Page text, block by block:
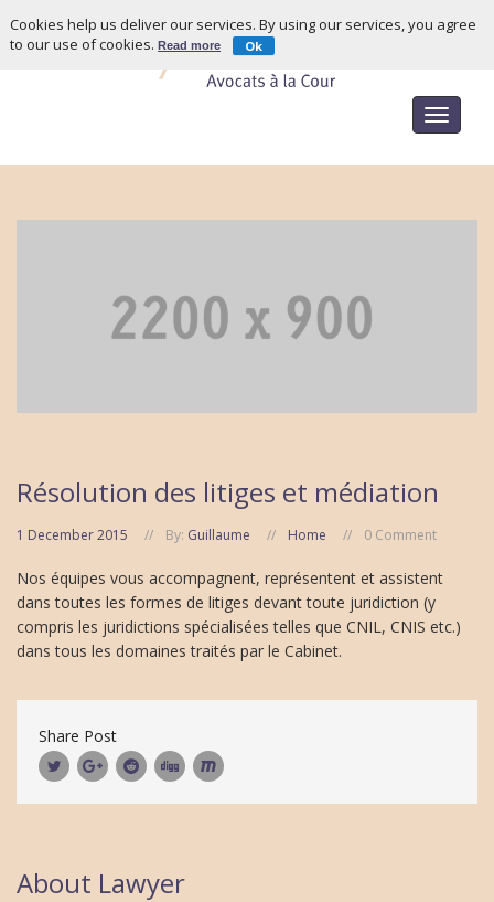
Toggle
Résolution des litiges et médiation
1 December 2015 By: Guillaume Home 0 Comment
Nos équipes vous accompagnent, représentent et assistent
dans toutes les formes de litiges devant toute juridiction (y
compris les juridictions spécialisées telles que CNIL, CNIS etc.)
dans tous les domaines traités par le Cabinet.
Share Post
About Lawyer
Cookies help us deliver our services. By using our services, you agree
to our use of cookies.Read more Ok